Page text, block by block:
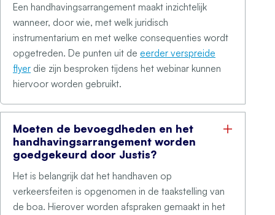
Een handhavingsarrangement maakt inzichtelijk
wanneer, door wie, met welk juridisch
instrumentarium en met welke consequenties wordt
opgetreden. De punten uit de eerder verspreide
flyer die zijn besproken tijdens het webinar kunnen
hiervoor worden gebruikt.
Moeten de bevoegdheden en het
handhavingsarrangement worden
goedgekeurd door Justis?
Het is belangrijk dat het handhaven op
verkeersfeiten is opgenomen in de taakstelling van
de boa. Hierover worden afspraken gemaakt in het